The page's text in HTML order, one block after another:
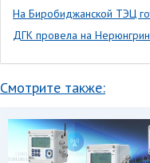
На Биробиджанской ТЭЦ
ДГК провела на
Смотрите также: